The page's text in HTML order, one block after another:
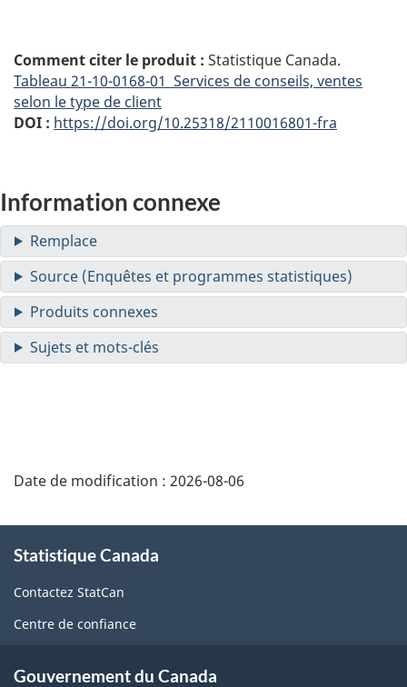
Comment citer le produit : Statistique Canada.
Tableau 21-10-0168-01 Services de conseils, ventes
selon le type de client
DOI : https://doi.org/10.25318/2110016801-fra
Information connexe
Date de modification : 2026-08-06
propos
de
ce
Statistique Canada
Contactez StatCan
Centre de confiance
Gouvernement du Canada